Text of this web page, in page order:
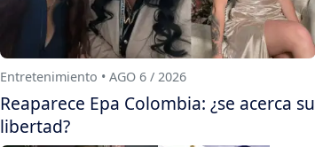
Entretenimiento • AGO 6 / 2026
Reaparece Epa Colombia: ¿se acerca su
libertad?